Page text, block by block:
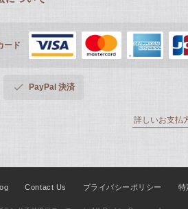
ード
PayPal 決済
詳しいお支払
Contact Us プライバシーポリシー 特